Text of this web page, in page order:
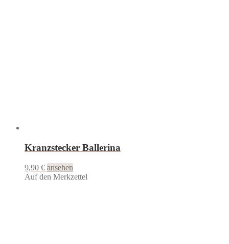
Kranzstecker Ballerina
9,90 € ansehen
Auf den Merkzettel